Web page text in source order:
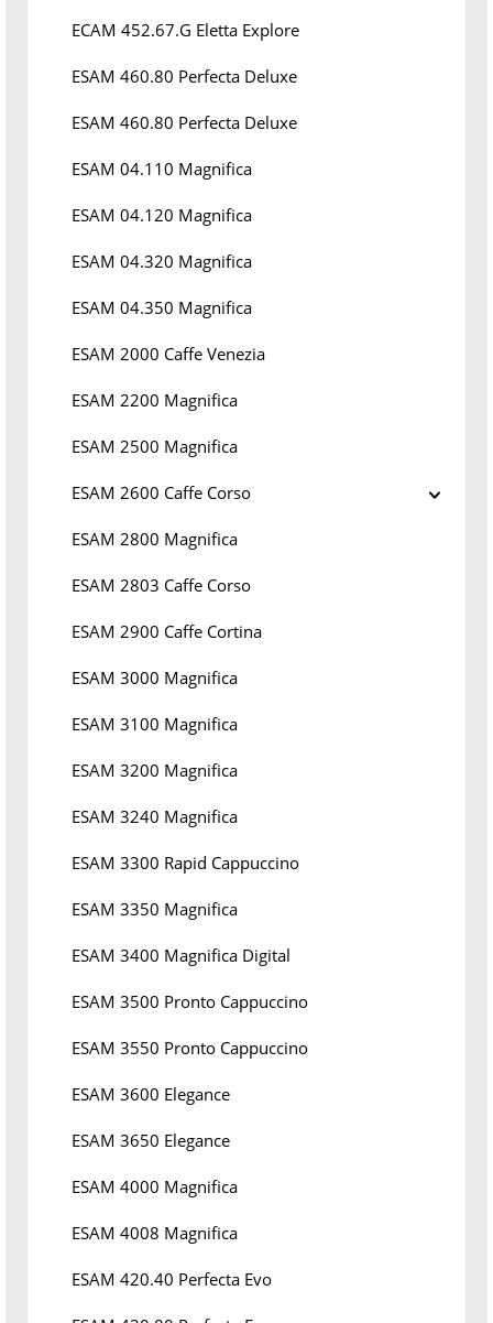
ECAM 452.67.G Eletta Explore
ESAM 460.80 Perfecta Deluxe
ESAM 460.80 Perfecta Deluxe
ESAM 04.110 Magnifica
ESAM 04.120 Magnifica
ESAM 04.320 Magnifica
ESAM 04.350 Magnifica
ESAM 2000 Caffe Venezia
ESAM 2200 Magnifica
ESAM 2500 Magnifica
ESAM 2600 Caffe Corso
ESAM 2800 Magnifica
ESAM 2803 Caffe Corso
ESAM 2900 Caffe Cortina
ESAM 3000 Magnifica
ESAM 3100 Magnifica
ESAM 3200 Magnifica
ESAM 3240 Magnifica
ESAM 3300 Rapid Cappuccino
ESAM 3350 Magnifica
ESAM 3400 Magnifica Digital
ESAM 3500 Pronto Cappuccino
ESAM 3550 Pronto Cappuccino
ESAM 3600 Elegance
ESAM 3650 Elegance
ESAM 4000 Magnifica
ESAM 4008 Magnifica
ESAM 420.40 Perfecta Evo